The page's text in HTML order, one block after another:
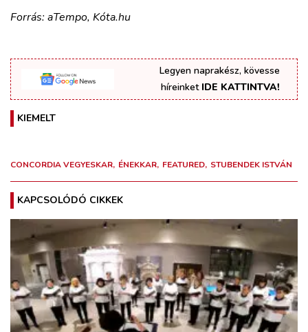
Forrás: aTempo, Kóta.hu
Legyen naprakész, kövesse
híreinket IDE KATTINTVA!
KIEMELT
CONCORDIA VEGYESKAR ÉNEKKAR FEATURED STUBENDEK ISTVÁN
KAPCSOLÓDÓ CIKKEK